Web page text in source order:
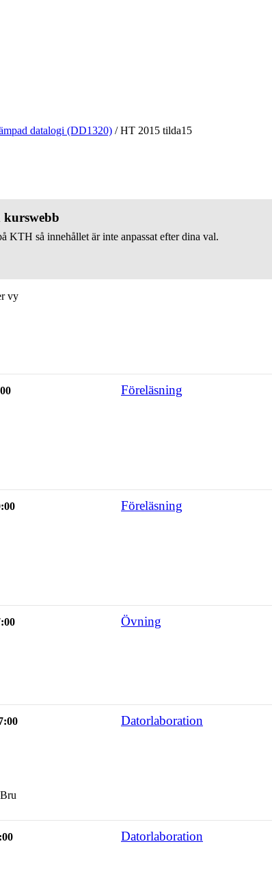
datalogi (DD1320) /HT 2015 tilda15
KTH så innehållet är inte anpassat efter dina val.
vy
Föreläsning
Föreläsning
Övning
Datorlaboration
Datorlaboration